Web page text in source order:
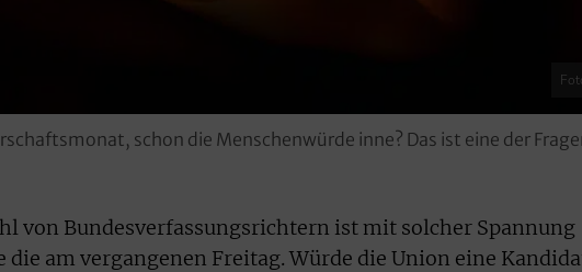
schon die Menschenwürde inne? Das ist eine der
von Bundesverfassungsrichtern ist mit solcher Spannung
die am vergangenen Freitag. Würde die Union eine